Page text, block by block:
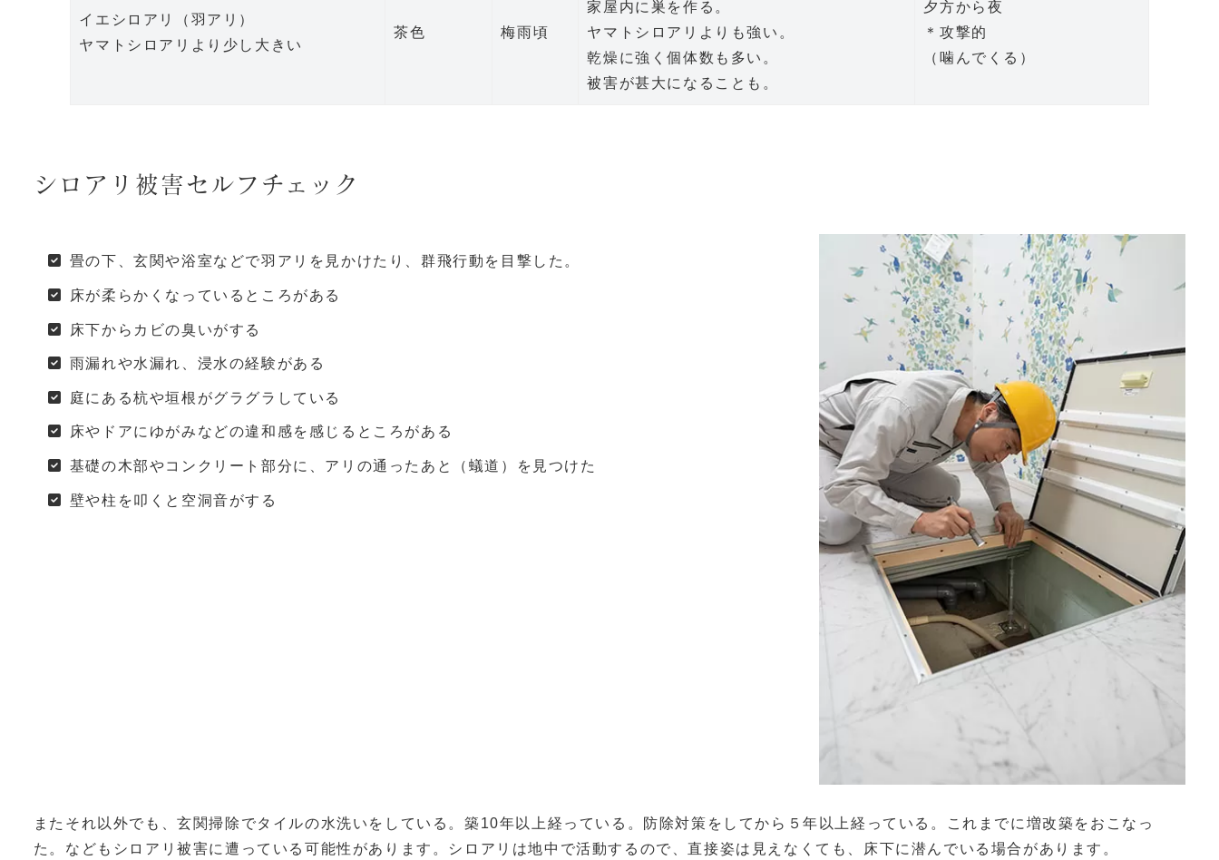
イエシロアリ（羽アリ）
ヤマトシロアリより少し大きい
茶色 梅雨頃
家屋内に巣を作る。
ヤマトシロアリよりも強い。
乾燥に強く個体数も多い。
被害が甚大になることも。
夕方から夜
＊攻撃的
（噛んでくる）
シロアリ被害セルフチェック
畳の下、玄関や浴室などで羽アリを見かけたり、群飛行動を目撃した。
床が柔らかくなっているところがある
床下からカビの臭いがする
雨漏れや水漏れ、浸水の経験がある
庭にある杭や垣根がグラグラしている
床やドアにゆがみなどの違和感を感じるところがある
基礎の木部やコンクリート部分に、アリの通ったあと（蟻道）を見つけた
壁や柱を叩くと空洞音がする
またそれ以外でも、玄関掃除でタイルの水洗いをしている。築10年以上経っている。防除対策をしてから５年以上経っている。これまでに増改築をおこなっ
た。などもシロアリ被害に遭っている可能性があります。シロアリは地中で活動するので、直接姿は見えなくても、床下に潜んでいる場合があります。